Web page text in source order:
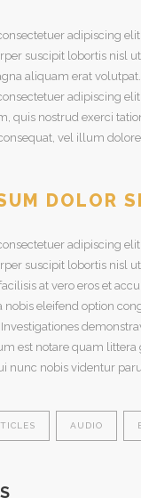
adipiscing
suscipit lobortis nisl
aliquam erat
adipiscing
quis nostrud exerci
vel illum
DOLOR
adipiscing
suscipit lobortis nisl
at vero eros et
eleifend option
est notare quam
nunc nobis videntur
AUDIO